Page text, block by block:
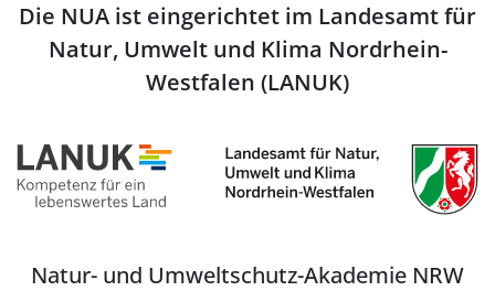
Die NUA ist eingerichtet im Landesamt für
Natur, Umwelt und Klima Nordrhein-
Westfalen (LANUK)
Natur- und Umweltschutz-Akademie NRW